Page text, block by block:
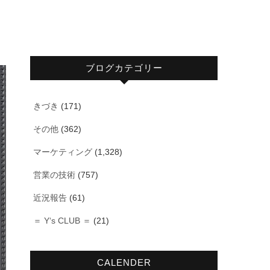
ブログカテゴリー
きづき (171)
その他 (362)
マーケティング (1,328)
営業の技術 (757)
近況報告 (61)
＝ Y‘s CLUB ＝ (21)
CALENDER